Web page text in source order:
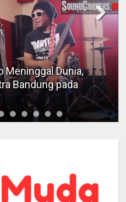
Meninggal Dunia,
Bandung pada